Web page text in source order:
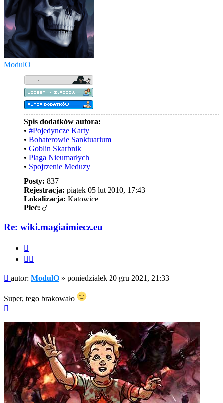
ModulO
Spis dodatków autora:
• #Pojedyncze Karty
• Bohaterowie Sanktuarium
• Goblin Skarbnik
• Plaga Nieumarłych
• Spojrzenie Meduzy
Posty: 837
Rejestracja: piątek 05 lut 2010, 17:43
Lokalizacja: Katowice
Płeć:
Re: wiki.magiaimiecz.eu
Post
autor: ModulO » poniedziałek 20 gru 2021, 21:33
Super, tego brakowało